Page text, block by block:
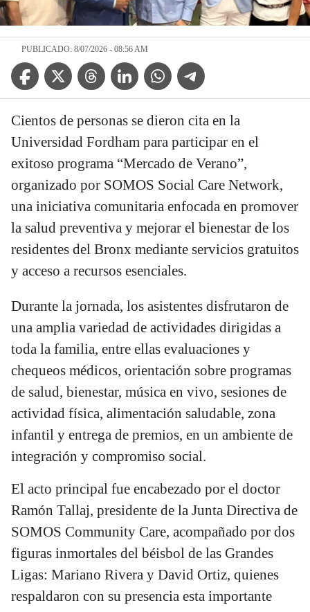
PUBLICADO: 8/07/2026 - 08:56 AM
Facebook IconTwitter IconThreads IconLinkedin IconWhatsApp IconTelegram Icon
Cientos de personas se dieron cita en la
Universidad Fordham para participar en el
exitoso programa “Mercado de Verano”,
organizado por SOMOS Social Care Network,
una iniciativa comunitaria enfocada en promover
la salud preventiva y mejorar el bienestar de los
residentes del Bronx mediante servicios gratuitos
y acceso a recursos esenciales.
Durante la jornada, los asistentes disfrutaron de
una amplia variedad de actividades dirigidas a
toda la familia, entre ellas evaluaciones y
chequeos médicos, orientación sobre programas
de salud, bienestar, música en vivo, sesiones de
actividad física, alimentación saludable, zona
infantil y entrega de premios, en un ambiente de
integración y compromiso social.
El acto principal fue encabezado por el doctor
Ramón Tallaj, presidente de la Junta Directiva de
SOMOS Community Care, acompañado por dos
figuras inmortales del béisbol de las Grandes
Ligas: Mariano Rivera y David Ortiz, quienes
respaldaron con su presencia esta importante